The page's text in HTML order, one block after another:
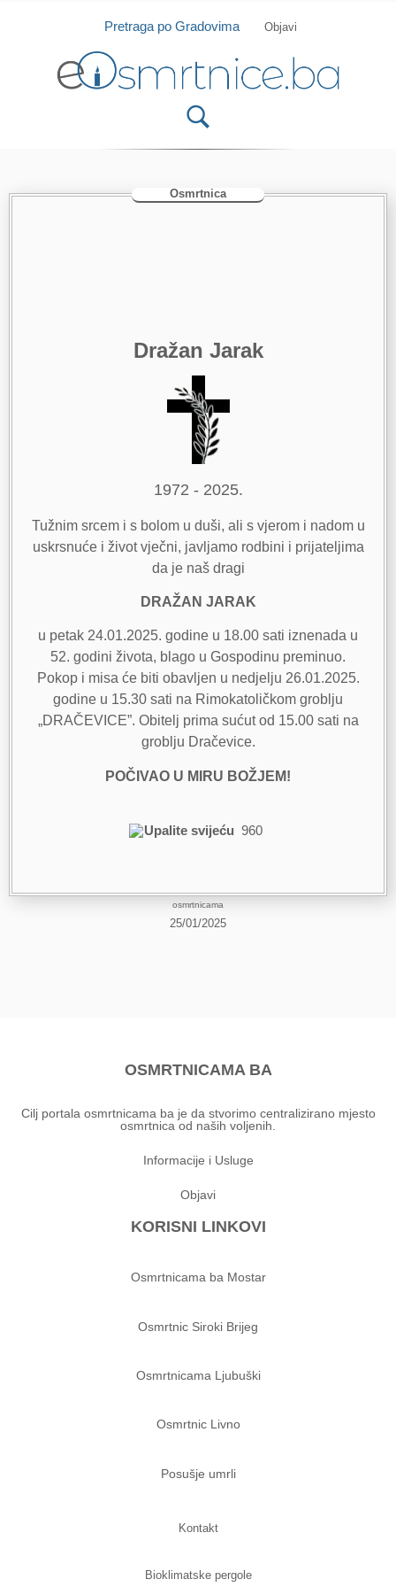
Isprobajte našu Android i IOS aplikaciju
Pretraga po Gradovima Objavi
Osmrtnica
Dražan Jarak
1972 - 2025.
Tužnim srcem i s bolom u duši, ali s vjerom i nadom u
uskrsnuće i život vječni, javljamo rodbini i prijateljima
da je naš dragi
DRAŽAN JARAK
u petak 24.01.2025. godine u 18.00 sati iznenada u
52. godini života, blago u Gospodinu preminuo.
Pokop i misa će biti obavljen u nedjelju 26.01.2025.
godine u 15.30 sati na Rimokatoličkom groblju
„DRAČEVICE”. Obitelj prima sućut od 15.00 sati na
groblju Dračevice.
POČIVAO U MIRU BOŽJEM!
Upalite svijeću 960
osmrtnicama
25/01/2025
OSMRTNICAMA BA
Cilj portala osmrtnicama ba je da stvorimo centralizirano mjesto
osmrtnica od naših voljenih.
Informacije i Usluge
Objavi
KORISNI LINKOVI
Osmrtnicama ba Mostar
Osmrtnic Siroki Brijeg
Osmrtnicama Ljubuški
Osmrtnic Livno
Posušje umrli
Kontakt
Bioklimatske pergole